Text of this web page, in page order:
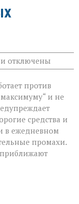
к
записи
думаете,
что
ухаживаете,
а
на
деле
ускоряете
старение»:
косметолог
отключены
против
и не
средства и
в ежедневном
промахи.